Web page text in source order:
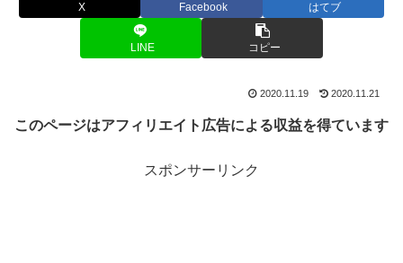
X Facebook はてブ
LINE コピー
2020.11.19 2020.11.21
このページはアフィリエイト広告による収益を得ています
スポンサーリンク